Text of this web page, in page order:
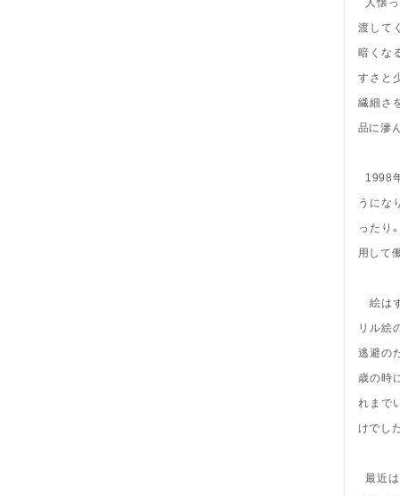
渡して
暗くな
すさと
繊細さ
品に滲
1998
うにな
ったり
用して
絵は
リル絵
逃避の
歳の時
れまで
けでし
最近